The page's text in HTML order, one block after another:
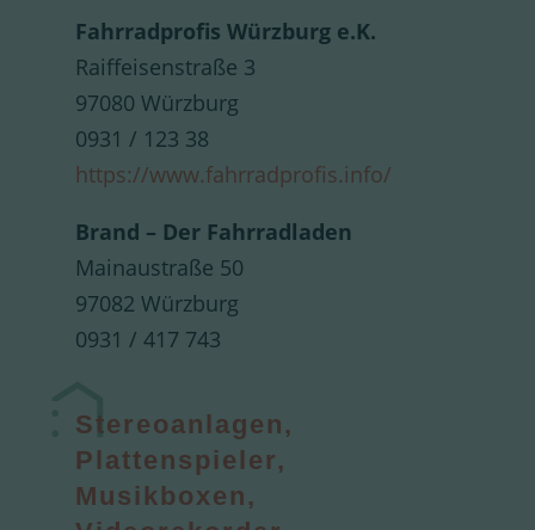
Fahrradprofis Würzburg e.K.
Raiffeisenstraße 3
97080 Würzburg
0931 / 123 38
https://www.fahrradprofis.info/
Brand – Der Fahrradladen
Mainaustraße 50
97082 Würzburg
0931 / 417 743
Stereoanlagen,
Plattenspieler,
Musikboxen,